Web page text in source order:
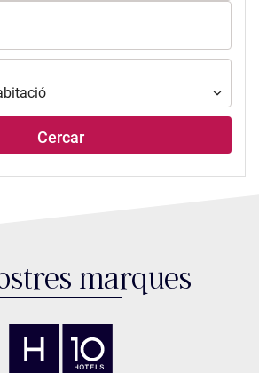
Cercar
marques